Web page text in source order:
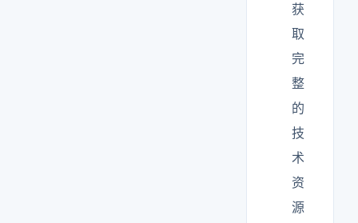
获
取
完
整
的
技
术
资
源